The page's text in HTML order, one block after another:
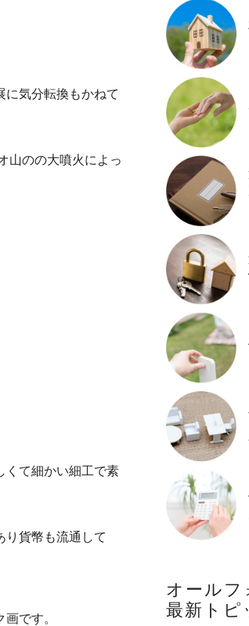
に気分転換もかねて
山のの大噴火によっ
くて細かい細工で素
り貨幣も流通して
です。
オールフ
最新トピ